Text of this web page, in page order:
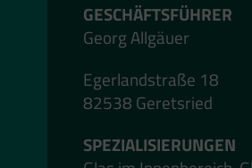
GESCHÄFTSFÜHRER
Georg Allgäuer
Egerlandstraße 18
82538 Geretsried
SPEZIALISIERUNGEN